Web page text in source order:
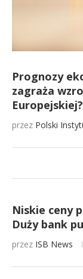
Prognozy
zagraża
Europejskiej?
przez Polski
Niskie ceny
Duży bank
przez ISB News